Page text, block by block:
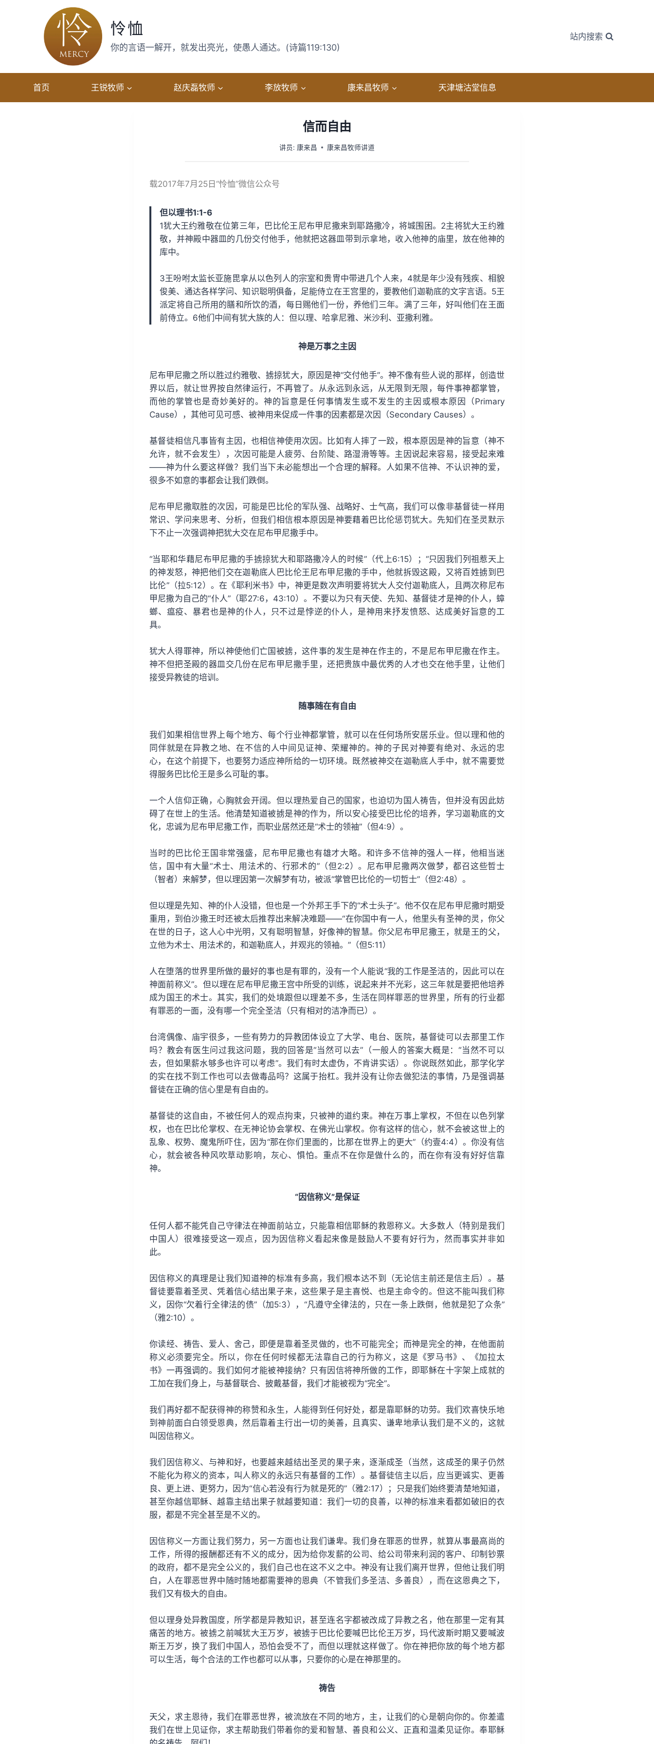
怜恤
你的言语一解开，就发出亮光，使愚人通达。(诗篇119:130)
站内搜索
首页 王锐牧师 赵庆磊牧师 李放牧师 康来昌牧师 天津塘沽堂信息
信而自由
讲员: 康来昌 康来昌牧师讲道
载2017年7月25日“怜恤”微信公众号
但以理书1:1-6
1犹大王约雅敬在位第三年，巴比伦王尼布甲尼撒来到耶路撒冷，将城围困。2主将犹大王约雅
敬，并神殿中器皿的几份交付他手，他就把这器皿带到示拿地，收入他神的庙里，放在他神的
库中。
3王吩咐太监长亚施毘拿从以色列人的宗室和贵冑中带进几个人来，4就是年少没有残疾、相貌
俊美、通达各样学问、知识聪明俱备，足能侍立在王宫里的，要教他们迦勒底的文字言语。5王
派定将自己所用的膳和所饮的酒，每日赐他们一份，养他们三年。满了三年，好叫他们在王面
前侍立。6他们中间有犹大族的人：但以理、哈拿尼雅、米沙利、亚撒利雅。
神是万事之主因
尼布甲尼撒之所以胜过约雅敬、掳掠犹大，原因是神“交付他手”。神不像有些人说的那样，创造世
界以后，就让世界按自然律运行，不再管了。从永远到永远，从无限到无限，每件事神都掌管，
而他的掌管也是奇妙美好的。神的旨意是任何事情发生或不发生的主因或根本原因（Primary
Cause），其他可见可感、被神用来促成一件事的因素都是次因（Secondary Causes）。
基督徒相信凡事皆有主因，也相信神使用次因。比如有人摔了一跤，根本原因是神的旨意（神不
允许，就不会发生），次因可能是人疲劳、台阶陡、路湿滑等等。主因说起来容易，接受起来难
——神为什么要这样做？我们当下未必能想出一个合理的解释。人如果不信神、不认识神的爱，
很多不如意的事都会让我们跌倒。
尼布甲尼撒取胜的次因，可能是巴比伦的军队强、战略好、士气高，我们可以像非基督徒一样用
常识、学问来思考、分析，但我们相信根本原因是神要藉着巴比伦惩罚犹大。先知们在圣灵默示
下不止一次强调神把犹大交在尼布甲尼撒手中。
“当耶和华藉尼布甲尼撒的手掳掠犹大和耶路撒冷人的时候”（代上6:15）；“只因我们列祖惹天上
的神发怒，神把他们交在迦勒底人巴比伦王尼布甲尼撒的手中，他就拆毁这殿，又将百姓掳到巴
比伦”（拉5:12）。在《耶利米书》中，神更是数次声明要将犹大人交付迦勒底人，且两次称尼布
甲尼撒为自己的“仆人”（耶27:6，43:10）。不要以为只有天使、先知、基督徒才是神的仆人，蟑
螂、瘟疫、暴君也是神的仆人，只不过是悖逆的仆人，是神用来抒发愤怒、达成美好旨意的工
具。
犹大人得罪神，所以神使他们亡国被掳，这件事的发生是神在作主的，不是尼布甲尼撒在作主。
神不但把圣殿的器皿交几份在尼布甲尼撒手里，还把贵族中最优秀的人才也交在他手里，让他们
接受异教徒的培训。
随事随在有自由
我们如果相信世界上每个地方、每个行业神都掌管，就可以在任何场所安居乐业。但以理和他的
同伴就是在异教之地、在不信的人中间见证神、荣耀神的。神的子民对神要有绝对、永远的忠
心，在这个前提下，也要努力适应神所给的一切环境。既然被神交在迦勒底人手中，就不需要觉
得服务巴比伦王是多么可耻的事。
一个人信仰正确，心胸就会开阔。但以理热爱自己的国家，也迫切为国人祷告，但并没有因此妨
碍了在世上的生活。他清楚知道被掳是神的作为，所以安心接受巴比伦的培养，学习迦勒底的文
化，忠诚为尼布甲尼撒工作，而职业居然还是“术士的领袖”（但4:9）。
当时的巴比伦王国非常强盛，尼布甲尼撒也有雄才大略。和许多不信神的强人一样，他相当迷
信，国中有大量“术士、用法术的、行邪术的”（但2:2）。尼布甲尼撒两次做梦，都召这些哲士
（智者）来解梦，但以理因第一次解梦有功，被派“掌管巴比伦的一切哲士”（但2:48）。
但以理是先知、神的仆人没错，但也是一个外邦王手下的“术士头子”。他不仅在尼布甲尼撒时期受
重用，到伯沙撒王时还被太后推荐出来解决难题——“在你国中有一人，他里头有圣神的灵，你父
在世的日子，这人心中光明，又有聪明智慧，好像神的智慧。你父尼布甲尼撒王，就是王的父，
立他为术士、用法术的，和迦勒底人，并观兆的领袖。”（但5:11）
人在堕落的世界里所做的最好的事也是有罪的，没有一个人能说“我的工作是圣洁的，因此可以在
神面前称义”。但以理在尼布甲尼撒王宫中所受的训练，说起来并不光彩，这三年就是要把他培养
成为国王的术士。其实，我们的处境跟但以理差不多，生活在同样罪恶的世界里，所有的行业都
有罪恶的一面，没有哪一个完全圣洁（只有相对的洁净而已）。
台湾偶像、庙宇很多，一些有势力的异教团体设立了大学、电台、医院，基督徒可以去那里工作
吗？教会有医生问过我这问题，我的回答是“当然可以去”（一般人的答案大概是：“当然不可以
去，但如果薪水够多也许可以考虑”。我们有时太虚伪，不肯讲实话）。你说既然如此，那学化学
的实在找不到工作也可以去做毒品吗？这属于抬杠。我并没有让你去做犯法的事情，乃是强调基
督徒在正确的信心里是有自由的。
基督徒的这自由，不被任何人的观点拘束，只被神的道约束。神在万事上掌权，不但在以色列掌
权，也在巴比伦掌权、在无神论协会掌权、在佛光山掌权。你有这样的信心，就不会被这世上的
乱象、权势、魔鬼所吓住，因为“那在你们里面的，比那在世界上的更大”（约壹4:4）。你没有信
心，就会被各种风吹草动影响，灰心、惧怕。重点不在你是做什么的，而在你有没有好好信靠
神。
“因信称义”是保证
任何人都不能凭自己守律法在神面前站立，只能靠相信耶稣的救恩称义。大多数人（特别是我们
中国人）很难接受这一观点，因为因信称义看起来像是鼓励人不要有好行为，然而事实并非如
此。
因信称义的真理是让我们知道神的标准有多高，我们根本达不到（无论信主前还是信主后）。基
督徒要靠着圣灵、凭着信心结出果子来，这些果子是主喜悦、也是主命令的。但这不能叫我们称
义，因你“欠着行全律法的债”（加5:3），“凡遵守全律法的，只在一条上跌倒，他就是犯了众条”
（雅2:10）。
你读经、祷告、爱人、舍己，即便是靠着圣灵做的，也不可能完全；而神是完全的神，在他面前
称义必须要完全。所以，你在任何时候都无法靠自己的行为称义，这是《罗马书》、《加拉太
书》一再强调的。我们如何才能被神接纳？只有因信将神所做的工作，即耶稣在十字架上成就的
工加在我们身上，与基督联合、披戴基督，我们才能被视为“完全”。
我们再好都不配获得神的称赞和永生，人能得到任何好处，都是靠耶稣的功劳。我们欢喜快乐地
到神前面白白领受恩典，然后靠着主行出一切的美善，且真实、谦卑地承认我们是不义的，这就
叫因信称义。
我们因信称义、与神和好，也要越来越结出圣灵的果子来，逐渐成圣（当然，这成圣的果子仍然
不能化为称义的资本，叫人称义的永远只有基督的工作）。基督徒信主以后，应当更诚实、更善
良、更上进、更努力，因为“信心若没有行为就是死的”（雅2:17）；只是我们始终要清楚地知道，
甚至你越信耶稣、越靠主结出果子就越要知道：我们一切的良善，以神的标准来看都如破旧的衣
服，都是不完全甚至是不义的。
因信称义一方面让我们努力，另一方面也让我们谦卑。我们身在罪恶的世界，就算从事最高尚的
工作，所得的报酬都还有不义的成分，因为给你发薪的公司、给公司带来利润的客户、印制钞票
的政府，都不是完全公义的，我们自己也在这不义之中。神没有让我们离开世界，但他让我们明
白，人在罪恶世界中随时随地都需要神的恩典（不管我们多圣洁、多善良），而在这恩典之下，
我们又有极大的自由。
但以理身处异教国度，所学都是异教知识，甚至连名字都被改成了异教之名，他在那里一定有其
痛苦的地方。被掳之前喊犹大王万岁，被掳于巴比伦要喊巴比伦王万岁，玛代波斯时期又要喊波
斯王万岁，换了我们中国人，恐怕会受不了，而但以理就这样做了。你在神把你放的每个地方都
可以生活，每个合法的工作也都可以从事，只要你的心是在神那里的。
祷告
天父，求主恩待，我们在罪恶世界，被流放在不同的地方，主，让我们的心是朝向你的。你差遣
我们在世上见证你，求主帮助我们带着你的爱和智慧、善良和公义、正直和温柔见证你。奉耶稣